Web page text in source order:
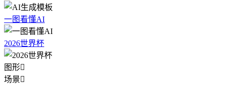
一图看懂AI
2026世界杯
图形
场景